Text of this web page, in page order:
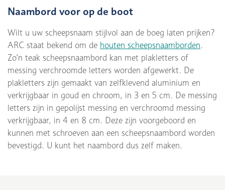
Naambord voor op de boot
Wilt u uw scheepsnaam stijlvol aan de boeg laten prijken?
ARC staat bekend om de houten scheepsnaamborden.
Zo’n teak scheepsnaambord kan met plakletters of
messing verchroomde letters worden afgewerkt. De
plakletters zijn gemaakt van zelfklevend aluminium en
verkrijgbaar in goud en chroom, in 3 en 5 cm. De messing
letters zijn in gepolijst messing en verchroomd messing
verkrijgbaar, in 4 en 8 cm. Deze zijn voorgeboord en
kunnen met schroeven aan een scheepsnaambord worden
bevestigd. U kunt het naambord dus zelf maken.